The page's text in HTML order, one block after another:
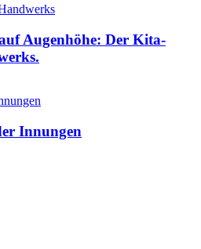
Augenhöhe: Der Kita-
Innungen